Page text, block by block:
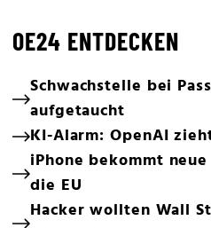
OE24 ENTDECKEN
Schwachstelle bei
aufgetaucht
KI-Alarm: OpenAI
iPhone bekommt
die EU
Hacker wollten Wall